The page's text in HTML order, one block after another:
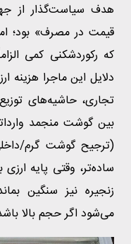
قیمت در مصرف» بود؛
که رکوردشکنی کمی
دلایل این ماجرا هزینه
تجاری، حاشیه‌های
بین گوشت منجمد
(ترجیح گوشت گرم/
ساده‌تر، وقتی پایه
زنجیره نیز سنگین
می‌شود اگر حجم بالا